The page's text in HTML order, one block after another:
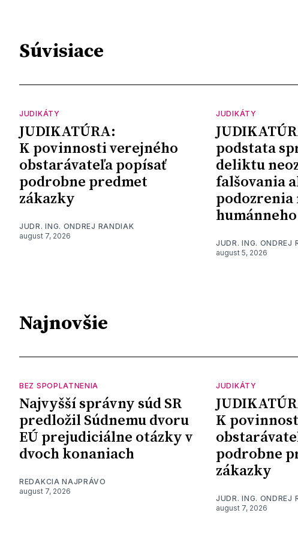
Súvisiace
JUDIKÁTY
JUDIKATÚRA:
K povinnosti verejného
obstarávateľa popísať
podrobne predmet
zákazky
JUDR. ING. ONDREJ RANDIAK
august 7, 2026
JUDIKÁTY
podstata
deliktu
falšovania
podozrenia
JUDR. ING. ONDREJ
august 5, 2026
Najnovšie
BEZ SPOPLATNENIA
Najvyšší správny súd SR
predložil Súdnemu dvoru
EÚ prejudiciálne otázky v
dvoch konaniach
REDAKCIA NAJPRÁVO
august 7, 2026
JUDIKÁTY
K
podrobne
zákazky
JUDR. ING. ONDREJ
august 7, 2026